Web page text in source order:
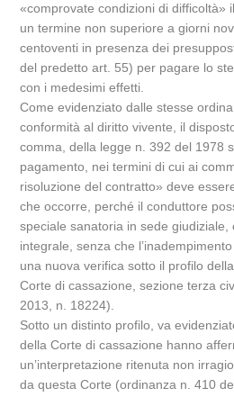
«comprovate condizioni di difficoltà»
un termine non superiore a giorni
centoventi in presenza dei
del predetto art. 55) per pagare lo
con i medesimi effetti.
Come evidenziato dalle stesse
conformità al diritto vivente, il
comma, della legge n. 392 del 1978
pagamento, nei termini di cui ai
risoluzione del contratto» deve
che occorre, perché il conduttore
speciale sanatoria in sede giudiziale,
integrale, senza che
una nuova verifica sotto il profilo
Corte di cassazione, sezione terza
2013, n. 18224).
Sotto un distinto profilo, va
della Corte di cassazione hanno
un’interpretazione ritenuta non
da questa Corte (ordinanza n. 410